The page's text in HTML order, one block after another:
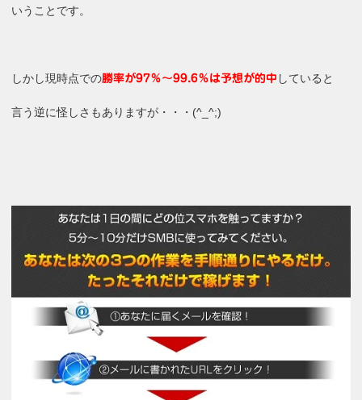
いうことです。
しかし現時点での勝率が97％～99.6％は予想が的中 していると
言う逆に怪しさもありますが・・・(^_^;)